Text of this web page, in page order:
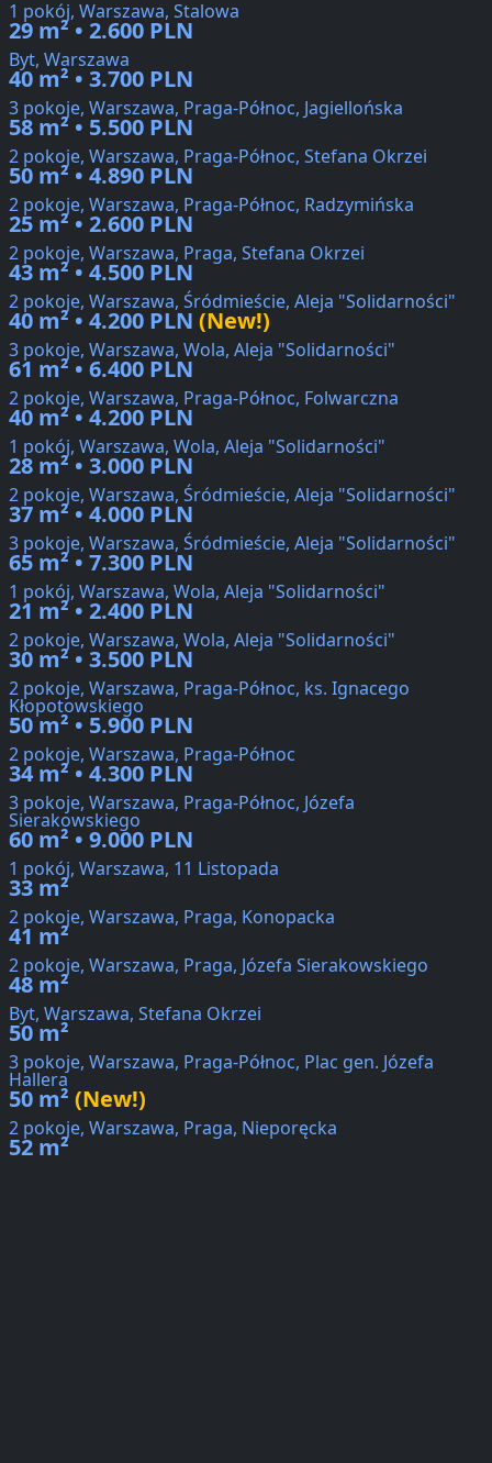
1 pokój, Warszawa, Stalowa
29 m² • 2.600 PLN
Byt, Warszawa
40 m² • 3.700 PLN
3 pokoje, Warszawa, Praga-Północ, Jagiellońska
58 m² • 5.500 PLN
2 pokoje, Warszawa, Praga-Północ, Stefana Okrzei
50 m² • 4.890 PLN
2 pokoje, Warszawa, Praga-Północ, Radzymińska
25 m² • 2.600 PLN
2 pokoje, Warszawa, Praga, Stefana Okrzei
43 m² • 4.500 PLN
2 pokoje, Warszawa, Śródmieście, Aleja "Solidarności"
40 m² • 4.200 PLN (New!)
3 pokoje, Warszawa, Wola, Aleja "Solidarności"
61 m² • 6.400 PLN
2 pokoje, Warszawa, Praga-Północ, Folwarczna
40 m² • 4.200 PLN
1 pokój, Warszawa, Wola, Aleja "Solidarności"
28 m² • 3.000 PLN
2 pokoje, Warszawa, Śródmieście, Aleja "Solidarności"
37 m² • 4.000 PLN
3 pokoje, Warszawa, Śródmieście, Aleja "Solidarności"
65 m² • 7.300 PLN
1 pokój, Warszawa, Wola, Aleja "Solidarności"
21 m² • 2.400 PLN
2 pokoje, Warszawa, Wola, Aleja "Solidarności"
30 m² • 3.500 PLN
2 pokoje, Warszawa, Praga-Północ, ks. Ignacego
Kłopotowskiego
50 m² • 5.900 PLN
2 pokoje, Warszawa, Praga-Północ
34 m² • 4.300 PLN
3 pokoje, Warszawa, Praga-Północ, Józefa
Sierakowskiego
60 m² • 9.000 PLN
1 pokój, Warszawa, 11 Listopada
33 m²
2 pokoje, Warszawa, Praga, Konopacka
41 m²
2 pokoje, Warszawa, Praga, Józefa Sierakowskiego
48 m²
Byt, Warszawa, Stefana Okrzei
50 m²
3 pokoje, Warszawa, Praga-Północ, Plac gen. Józefa
Hallera
50 m² (New!)
2 pokoje, Warszawa, Praga, Nieporęcka
52 m²